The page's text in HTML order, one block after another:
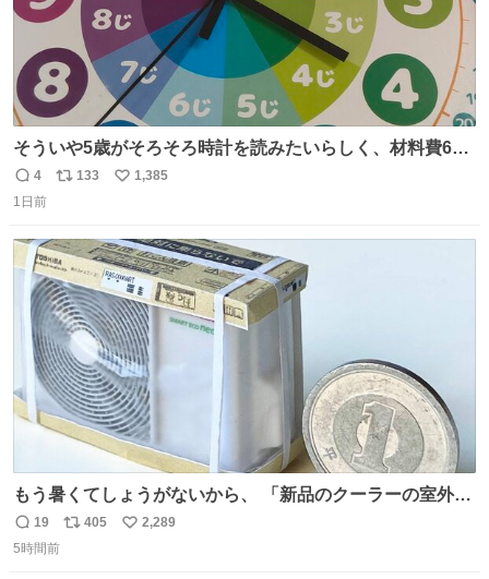
そういや5歳がそろそろ時計を読みたいらしく、材料費600
円で作れる知育時計作ってみた！ めっちゃ簡単！ ありがと
う先人！
返
信
4
リ
ト
数
133
い
数
1,385
1日前
もう暑くてしょうがないから、 「新品のクーラーの室外機
のミニチュア」 でも見ていってよ
返
信
19
リ
405
い
2,289
5時間前